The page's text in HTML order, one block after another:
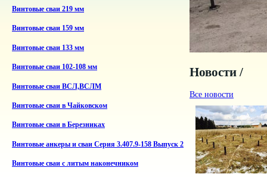
Винтовые сваи 219 мм
Винтовые сваи 159 мм
Винтовые сваи 133 мм
Винтовые сваи 102-108 мм
Винтовые сваи ВСЛ,ВСЛМ
Винтовые сваи в Чайковском
Винтовые сваи в Березниках
Винтовые анкеры и сваи Серия 3.407.9-158 Выпуск 2
Винтовые сваи с литым наконечником
Новости /
Все новости